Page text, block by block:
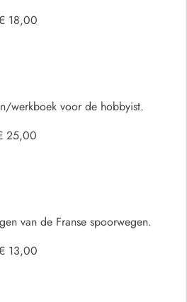
18,00
werkboek voor de hobbyist.
25,00
van de Franse spoorwegen.
13,00